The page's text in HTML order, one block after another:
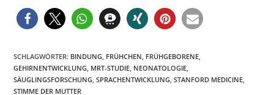
SCHLAGWÖRTER: BINDUNG, FRÜHCHEN, FRÜHGEBORENE,
GEHIRNENTWICKLUNG, MRT-STUDIE, NEONATOLOGIE,
SÄUGLINGSFORSCHUNG, SPRACHENTWICKLUNG, STANFORD MEDICINE,
STIMME DER MUTTER